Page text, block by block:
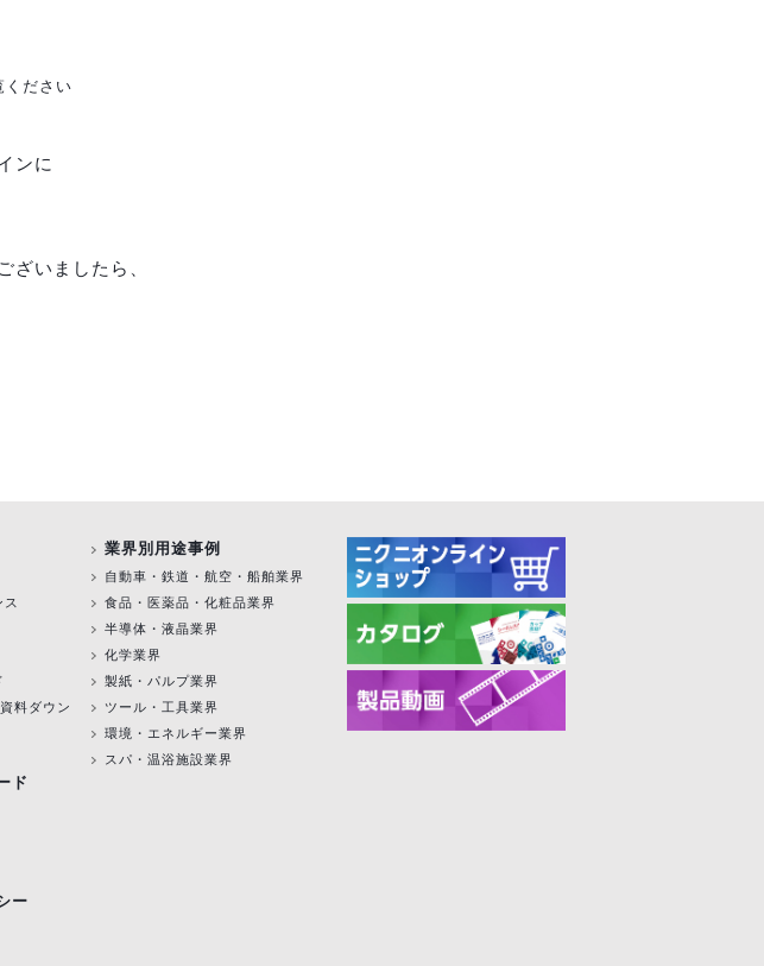
ください
ンに
いましたら、
料ダウン
ド
ー
業界別用途事例
自動車・鉄道・航空・船舶業界
食品・医薬品・化粧品業界
半導体・液晶業界
化学業界
製紙・パルプ業界
ツール・工具業界
環境・エネルギー業界
スパ・温浴施設業界